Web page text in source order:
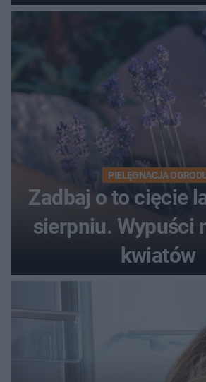
"Skandaliczna
PIELĘGNACJA
Zadbaj o to cięcie
sierpniu. Wypuści
kwiatów